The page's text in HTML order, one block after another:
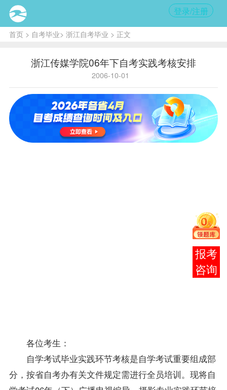
登录/注册
首页> 自考毕业> 浙江自考毕业 > 正文
浙江传媒学院06年下自考实践考核安排
2006-10-01
内
要:
报到
各位考生：
自学考试毕业实践环节考核是自学考试重要组成部
分，按省自考办有关文件规定需进行全员培训。现将自
报考
咨询